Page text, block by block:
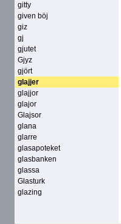
gitty
given böj
giz
gj
gjutet
Gjyz
gjört
glajjer
glajjor
glajor
Glajsor
glana
glarre
glasapoteket
glasbanken
glassa
Glasturk
glazing